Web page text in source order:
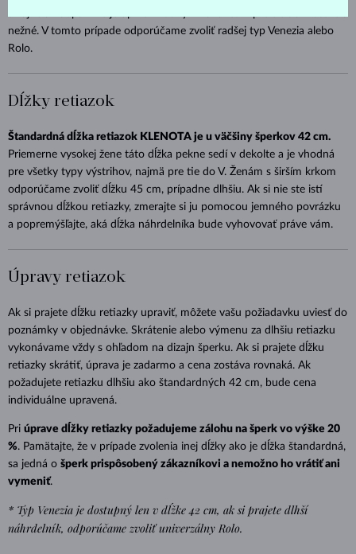
nežné. V tomto prípade odporúčame zvoliť radšej typ Venezia alebo
Rolo.
Dĺžky retiazok
Štandardná dĺžka retiazok KLENOTA je u väčšiny šperkov 42 cm.
Priemerne vysokej žene táto dĺžka pekne sedí v dekolte a je vhodná
pre všetky typy výstrihov, najmä pre tie do V. Ženám s širším krkom
odporúčame zvoliť dĺžku 45 cm, prípadne dlhšiu. Ak si nie ste istí
správnou dĺžkou retiazky, zmerajte si ju pomocou jemného povrázku
a popremýšľajte, aká dĺžka náhrdelníka bude vyhovovať práve vám.
Úpravy retiazok
Ak si prajete dĺžku retiazky upraviť, môžete vašu požiadavku uviesť do
poznámky v objednávke. Skrátenie alebo výmenu za dlhšiu retiazku
vykonávame vždy s ohľadom na dizajn šperku. Ak si prajete dĺžku
retiazky skrátiť, úprava je zadarmo a cena zostáva rovnaká. Ak
požadujete retiazku dlhšiu ako štandardných 42 cm, bude cena
individuálne upravená.
Pri úprave dĺžky retiazky požadujeme zálohu na šperk vo výške 20
%. Pamätajte, že v prípade zvolenia inej dĺžky ako je dĺžka štandardná,
sa jedná o šperk prispôsobený zákazníkovi a nemožno ho vrátiť ani
vymeniť.
* Typ Venezia je dostupný len v dĺžke 42 cm, ak si prajete dlhší
náhrdelník, odporúčame zvoliť univerzálny Rolo.